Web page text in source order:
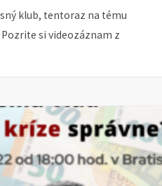
klub, tentoraz na tému
si videozáznam z